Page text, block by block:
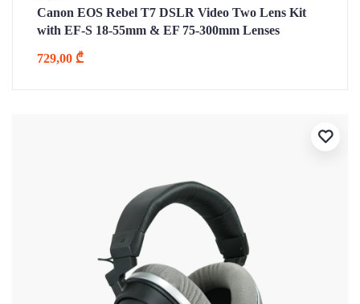
Canon EOS Rebel T7 DSLR Video Two Lens Kit
with EF-S 18-55mm & EF 75-300mm Lenses
729,00 ₾